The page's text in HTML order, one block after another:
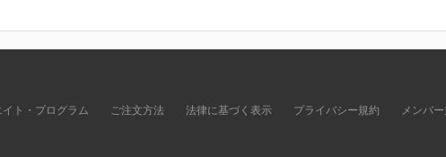
ト・プログラム ご注文方法 法律に基づく表示 プライバシー規約 メンバ